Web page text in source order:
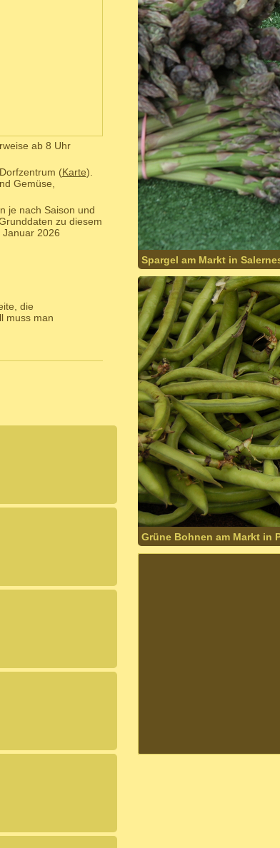
ab 8 Uhr
(Karte).
Gemüse,
je nach Saison und
zu diesem
2026
die
muss man
Spargel am Markt in
Grüne Bohnen am Markt in